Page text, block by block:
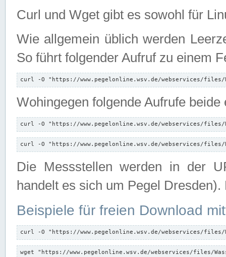
Curl und Wget gibt es sowohl für
Wie allgemein üblich werden
So führt folgender Aufruf zu einem
curl -O "https://www.pegelonline.wsv.de/webservices/files/
Wohingegen folgende Aufrufe beide
curl -O "https://www.pegelonline.wsv.de/webservices/files/
curl -O "https://www.pegelonline.wsv.de/webservices/files/
Die Messstellen werden in der
handelt es sich um Pegel
Beispiele für freien Download
curl -O "https://www.pegelonline.wsv.de/webservices/files/
wget "https://www.pegelonline.wsv.de/webservices/files/